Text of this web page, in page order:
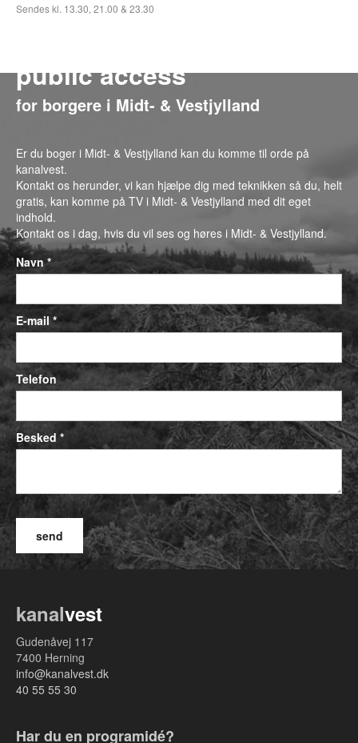
Sendes kl. 13.30, 21.00 & 23.30
public access
for borgere i Midt- & Vestjylland
Er du boger i Midt- & Vestjylland kan du komme til orde på
kanalvest.
Kontakt os herunder, vi kan hjælpe dig med teknikken så du, helt
gratis, kan komme på TV i Midt- & Vestjylland med dit eget
indhold.
Kontakt os i dag, hvis du vil ses og høres i Midt- & Vestjylland.
Navn *
E-mail *
Telefon
Besked *
kanalvest
Gudenåvej 117
7400 Herning
info@kanalvest.dk
40 55 55 30
Har du en programidé?